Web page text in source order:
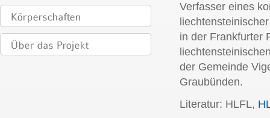
Verfasser eines
in der Frankfurter
der Gemeinde
Graubünden.
Literatur: HLFL,